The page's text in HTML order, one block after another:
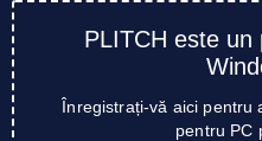
PLITCH este un
Înregistrați-vă aici pentru
pentru PC